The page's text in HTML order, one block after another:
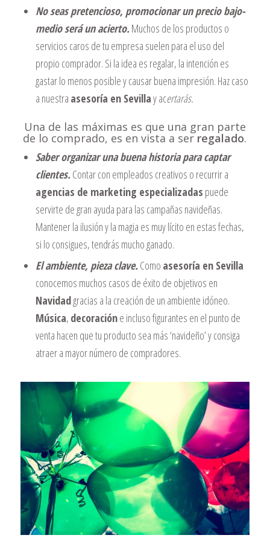
No seas pretencioso, promocionar un precio bajo-
medio será un acierto.Muchos de los productos o
servicios caros de tu empresa suelen para el uso del
propio comprador. Si la idea es regalar, la intención es
gastar lo menos posible y causar buena impresión. Haz caso
a nuestra asesoría en Sevillay acertarás.
Una de las máximas es que una gran parte
de lo comprado, es en vista a serregalado.
Saber organizar una buena historia para captar
clientes.Contar con empleados creativos o recurrir a
agencias de marketing especializadas puede
servirte de gran ayuda para las campañas navideñas.
Mantener la ilusión y la magia es muy lícito en estas fechas,
si lo consigues, tendrás mucho ganado.
El ambiente, pieza clave.Como asesoría en Sevilla
conocemos muchos casos de éxito de objetivos en
Navidadgracias a la creación de un ambiente idóneo.
Música, decoracióne incluso figurantes en el punto de
venta hacen que tu producto sea más ‘navideño’ y consiga
atraer a mayor número de compradores.